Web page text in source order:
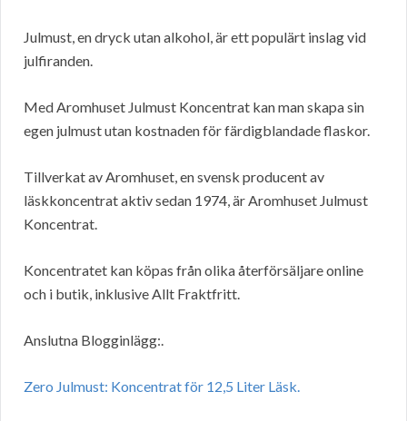
Julmust, en dryck utan alkohol, är ett populärt inslag vid
julfiranden.
Med Aromhuset Julmust Koncentrat kan man skapa sin
egen julmust utan kostnaden för färdigblandade flaskor.
Tillverkat av Aromhuset, en svensk producent av
läskkoncentrat aktiv sedan 1974, är Aromhuset Julmust
Koncentrat.
Koncentratet kan köpas från olika återförsäljare online
och i butik, inklusive Allt Fraktfritt.
Anslutna Blogginlägg:.
Zero Julmust: Koncentrat för 12,5 Liter Läsk.